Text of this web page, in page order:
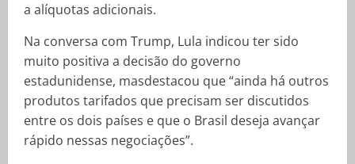
a alíquotas adicionais.
Na conversa com Trump, Lula indicou ter sido
muito positiva a decisão do governo
estadunidense, masdestacou que “ainda há outros
produtos tarifados que precisam ser discutidos
entre os dois países e que o Brasil deseja avançar
rápido nessas negociações”.